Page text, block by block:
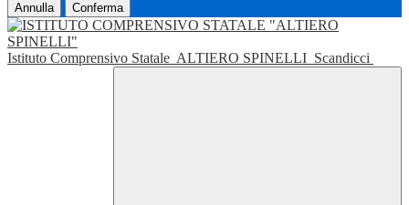
Annulla Conferma
Istituto Comprensivo Statale ALTIERO SPINELLI Scandicci